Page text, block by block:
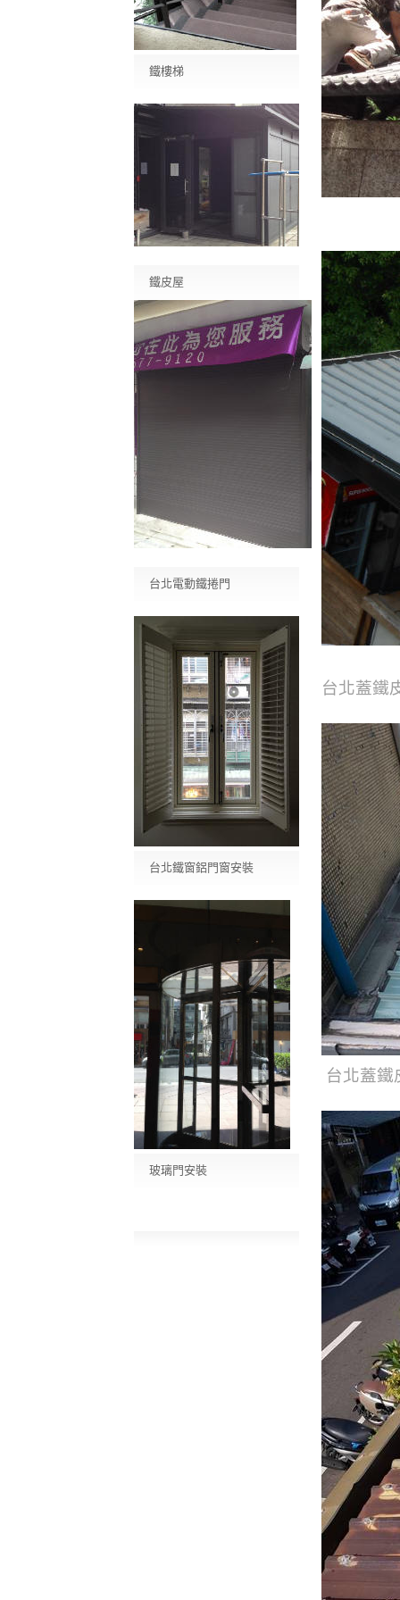
鐵樓梯
鐵皮屋
台北電動鐵捲門
台北鐵窗鋁門窗安裝
玻璃門安裝
台北蓋鐵
台北蓋鐵